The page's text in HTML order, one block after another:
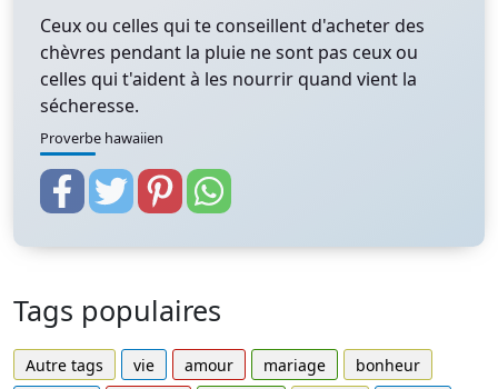
Ceux ou celles qui te conseillent d'acheter des
chèvres pendant la pluie ne sont pas ceux ou
celles qui t'aident à les nourrir quand vient la
sécheresse.
Proverbe hawaiien
Tags populaires
Autre tags vie amour mariage
bonheur